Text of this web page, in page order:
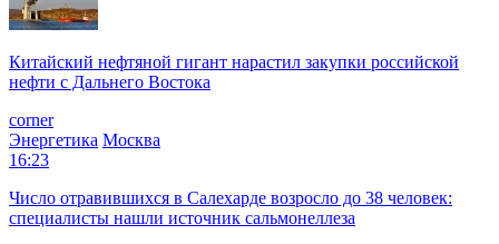
Китайский нефтяной гигант нарастил закупки российской
нефти с Дальнего Востока
corner
Энергетика Москва
16:23
Число отравившихся в Салехарде возросло до 38 человек:
специалисты нашли источник сальмонеллеза